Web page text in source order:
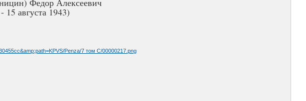
Федор Алексеевич
15 августа 1943)
Penza/7 том С/00000217.png